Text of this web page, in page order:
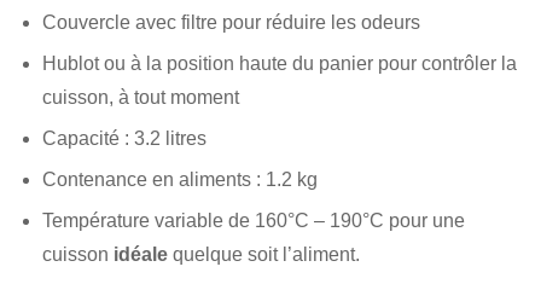
Couvercle avec filtre pour réduire les odeurs
Hublot ou à la position haute du panier pour contrôler la
cuisson, à tout moment
Capacité : 3.2 litres
Contenance en aliments : 1.2 kg
Température variable de 160°C – 190°C pour une
cuisson idéale quelque soit l’aliment.